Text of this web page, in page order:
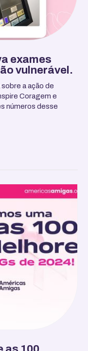
exames
vulnerável.
a ação de
Coragem e
números desse